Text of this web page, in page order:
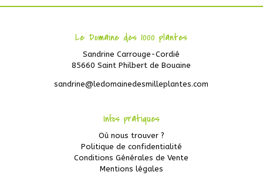
Le Domaine des 1000 plantes
Sandrine Carrouge-Cordié
85660 Saint Philbert de Bouaine
sandrine@ledomainedesmilleplantes.com
Infos pratiques
Où nous trouver ?
Politique de confidentialité
Conditions Générales de Vente
Mentions légales